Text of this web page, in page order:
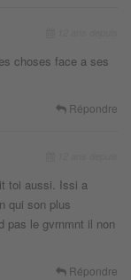
choses face a ses
Répondre
toi aussi. Issi a
qui son plus
pas le gvrnmnt il non
Répondre